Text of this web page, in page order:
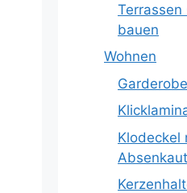
bauen
Wohnen
Klodeckel